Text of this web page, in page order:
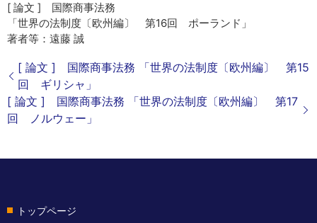
[ 論文 ] 国際商事法務
「世界の法制度〔欧州編〕 第16回 ポーランド」
著者等：遠藤 誠
[ 論文 ] 国際商事法務 「世界の法制度〔欧州編〕 第15
回 ギリシャ」
[ 論文 ] 国際商事法務 「世界の法制度〔欧州編〕 第17
回 ノルウェー」
トップページ